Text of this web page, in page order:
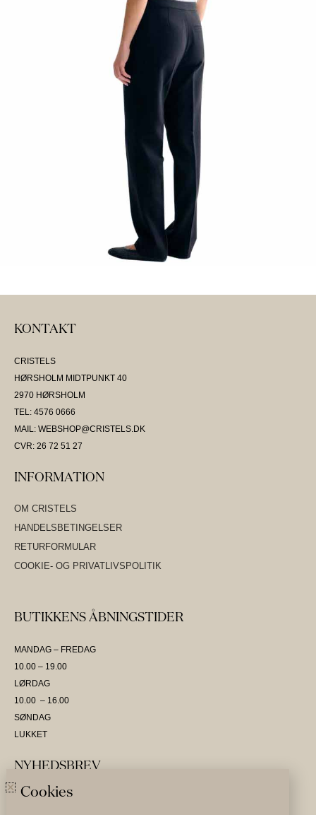
KONTAKT
CRISTELS
HØRSHOLM MIDTPUNKT 40
2970 HØRSHOLM
TEL: 4576 0666
MAIL: WEBSHOP@CRISTELS.DK
CVR: 26 72 51 27
INFORMATION
OM CRISTELS
HANDELSBETINGELSER
RETURFORMULAR
COOKIE- OG PRIVATLIVSPOLITIK
BUTIKKENS ÅBNINGSTIDER
MANDAG – FREDAG
10.00 – 19.00
LØRDAG
10.00 – 16.00
SØNDAG
LUKKET
NYHEDSBREV
Cookies